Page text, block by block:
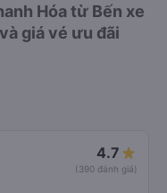
Hóa từ Bến xe
giá vé ưu đãi
4.7
(390 đánh giá)